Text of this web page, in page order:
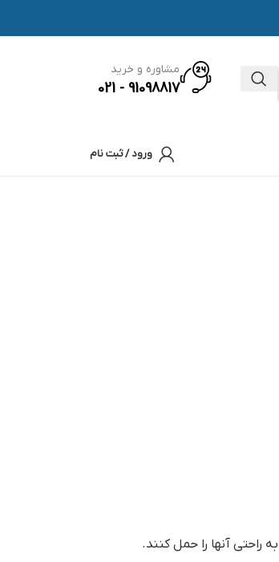
مشاوره و خرید
91098817 - 021
ورود / ثبت نام
راحتی آنها را حمل کنند.